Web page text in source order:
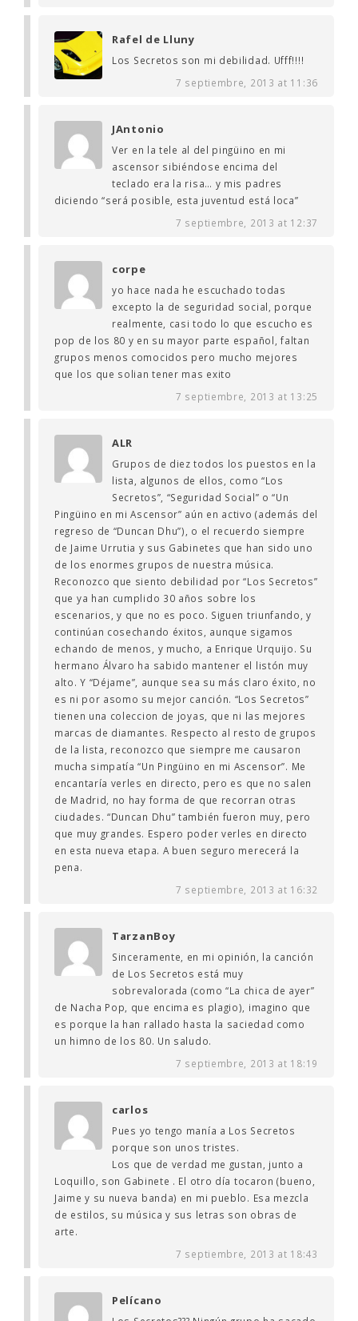
Rafel de Lluny
Los Secretos son mi debilidad. Ufff!!!!
7 septiembre, 2013 at 11:36
JAntonio
Ver en la tele al del pingüino en mi
ascensor sibiéndose encima del
teclado era la risa… y mis padres
diciendo “será posible, esta juventud está loca”
7 septiembre, 2013 at 12:37
corpe
yo hace nada he escuchado todas
excepto la de seguridad social, porque
realmente, casi todo lo que escucho es
pop de los 80 y en su mayor parte español, faltan
grupos menos comocidos pero mucho mejores
que los que solian tener mas exito
7 septiembre, 2013 at 13:25
ALR
Grupos de diez todos los puestos en la
lista, algunos de ellos, como “Los
Secretos”, “Seguridad Social” o “Un
Pingüino en mi Ascensor” aún en activo (además del
regreso de “Duncan Dhu”), o el recuerdo siempre
de Jaime Urrutia y sus Gabinetes que han sido uno
de los enormes grupos de nuestra música.
Reconozco que siento debilidad por “Los Secretos”
que ya han cumplido 30 años sobre los
escenarios, y que no es poco. Siguen triunfando, y
continúan cosechando éxitos, aunque sigamos
echando de menos, y mucho, a Enrique Urquijo. Su
hermano Álvaro ha sabido mantener el listón muy
alto. Y “Déjame”, aunque sea su más claro éxito, no
es ni por asomo su mejor canción. “Los Secretos”
tienen una coleccion de joyas, que ni las mejores
marcas de diamantes. Respecto al resto de grupos
de la lista, reconozco que siempre me causaron
mucha simpatía “Un Pingüino en mi Ascensor”. Me
encantaría verles en directo, pero es que no salen
de Madrid, no hay forma de que recorran otras
ciudades. “Duncan Dhu” también fueron muy, pero
que muy grandes. Espero poder verles en directo
en esta nueva etapa. A buen seguro merecerá la
pena.
7 septiembre, 2013 at 16:32
TarzanBoy
Sinceramente, en mi opinión, la canción
de Los Secretos está muy
sobrevalorada (como “La chica de ayer”
de Nacha Pop, que encima es plagio), imagino que
es porque la han rallado hasta la saciedad como
un himno de los 80. Un saludo.
7 septiembre, 2013 at 18:19
carlos
Pues yo tengo manía a Los Secretos
porque son unos tristes.
Los que de verdad me gustan, junto a
Loquillo, son Gabinete . El otro día tocaron (bueno,
Jaime y su nueva banda) en mi pueblo. Esa mezcla
de estilos, su música y sus letras son obras de
arte.
7 septiembre, 2013 at 18:43
Pelícano